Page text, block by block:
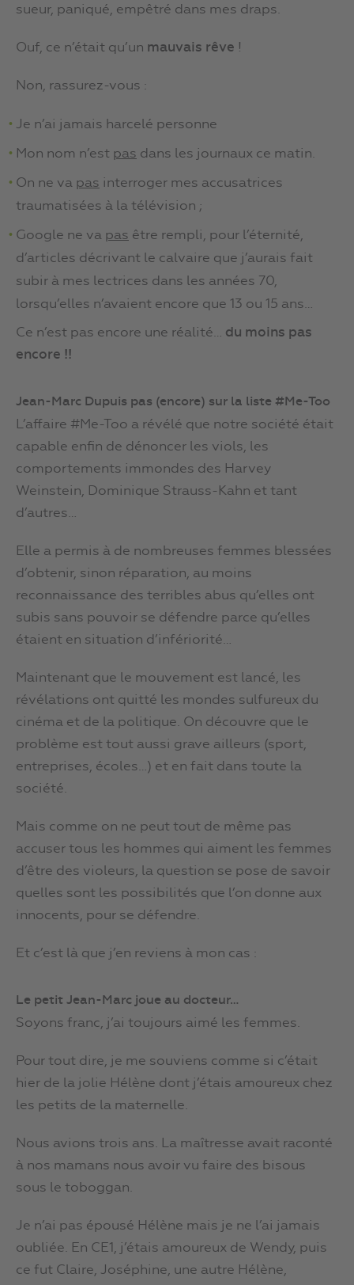
sueur, paniqué, empêtré dans mes draps.
Ouf, ce n’était qu’un mauvais rêve !
Non, rassurez-vous :
Je n’ai jamais harcelé personne
Mon nom n’est pas dans les journaux ce matin.
On ne va pas interroger mes accusatrices
traumatisées à la télévision ;
Google ne va pas être rempli, pour l’éternité,
d’articles décrivant le calvaire que j’aurais fait
subir à mes lectrices dans les années 70,
lorsqu’elles n’avaient encore que 13 ou 15 ans…
Ce n’est pas encore une réalité… du moins pas
encore !!
Jean-Marc Dupuis pas (encore) sur la liste #Me-Too
L’affaire #Me-Too a révélé que notre société était
capable enfin de dénoncer les viols, les
comportements immondes des Harvey
Weinstein, Dominique Strauss-Kahn et tant
d’autres…
Elle a permis à de nombreuses femmes blessées
d’obtenir, sinon réparation, au moins
reconnaissance des terribles abus qu’elles ont
subis sans pouvoir se défendre parce qu’elles
étaient en situation d’infériorité…
Maintenant que le mouvement est lancé, les
révélations ont quitté les mondes sulfureux du
cinéma et de la politique. On découvre que le
problème est tout aussi grave ailleurs (sport,
entreprises, écoles…) et en fait dans toute la
société.
Mais comme on ne peut tout de même pas
accuser tous les hommes qui aiment les femmes
d’être des violeurs, la question se pose de savoir
quelles sont les possibilités que l’on donne aux
innocents, pour se défendre.
Et c’est là que j’en reviens à mon cas :
Le petit Jean-Marc joue au docteur…
Soyons franc, j’ai toujours aimé les femmes.
Pour tout dire, je me souviens comme si c’était
hier de la jolie Hélène dont j’étais amoureux chez
les petits de la maternelle.
Nous avions trois ans. La maîtresse avait raconté
à nos mamans nous avoir vu faire des bisous
sous le toboggan.
Je n’ai pas épousé Hélène mais je ne l’ai jamais
oubliée. En CE1, j’étais amoureux de Wendy, puis
ce fut Claire, Joséphine, une autre Hélène,